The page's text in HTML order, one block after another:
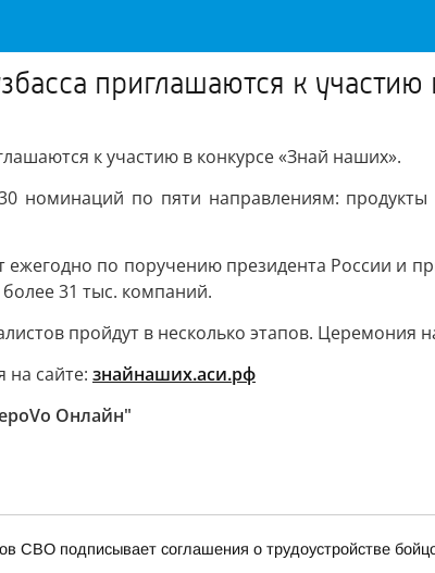
приглашаются к
к участию в конкурсе «Знай наших».
номинаций по пяти направлениям:
ежегодно по поручению президента России и
31 тыс. компаний.
пройдут в несколько этапов. Церемония
сайте: знайнаших.аси.рф
Онлайн"
СВО подписывает соглашения о трудоустройстве